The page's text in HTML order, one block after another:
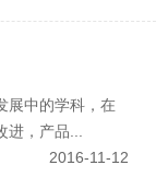
展中的学科，在
，产品...
2016-11-12